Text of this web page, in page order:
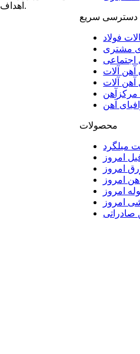
اهداف صنعتی و اقتصادی ایران عزیزمان داشته باشیم.
دسترسی سریع
فولاد
مشتری
اجتماعی
آلات
آلات
آهن
محصولات
میلگرد
امروز
امروز
امروز
امروز
امروز
صادراتی